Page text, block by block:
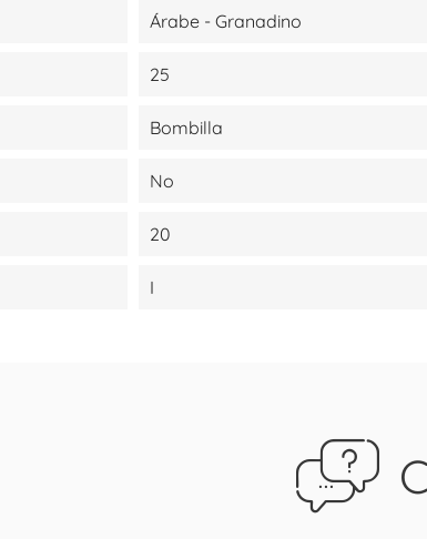
Árabe - Granadino
25
Bombilla
No
20
I